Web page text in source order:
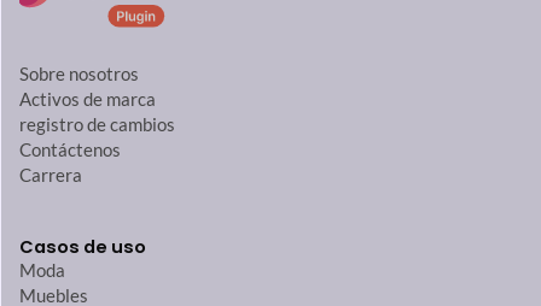
Sobre nosotros
Activos de marca
registro de cambios
Contáctenos
Carrera
Casos de uso
Moda
Muebles